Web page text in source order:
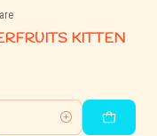
KITTEN